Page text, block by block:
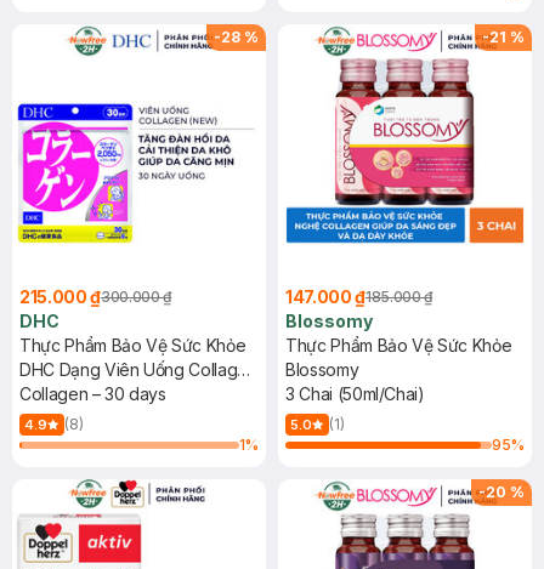
-28 %
215.000 ₫300.000 ₫
DHC
Thực Phẩm Bảo Vệ Sức Khỏe
DHC Dạng Viên Uống Collagen
(New) 30 Ngày
Collagen – 30 days
4.9
(8)
1%
-21 %
147.000 ₫185.000 ₫
Blossomy
Thực Phẩm Bảo Vệ Sức Khỏe
Blossomy
3 Chai (50ml/Chai)
5.0
(1)
95%
-20 %